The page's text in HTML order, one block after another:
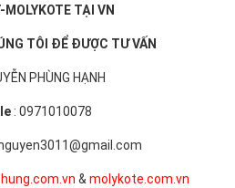
MOLYKOTE TẠI VN
TÔI ĐỂ ĐƯỢC TƯ VẤN
PHÙNG HẠNH
: 0971010078
& molykote.com.vn